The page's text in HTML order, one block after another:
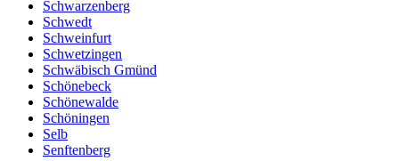
Schwarzenberg
Schwedt
Schweinfurt
Schwetzingen
Schwäbisch Gmünd
Schönebeck
Schönewalde
Schöningen
Selb
Senftenberg